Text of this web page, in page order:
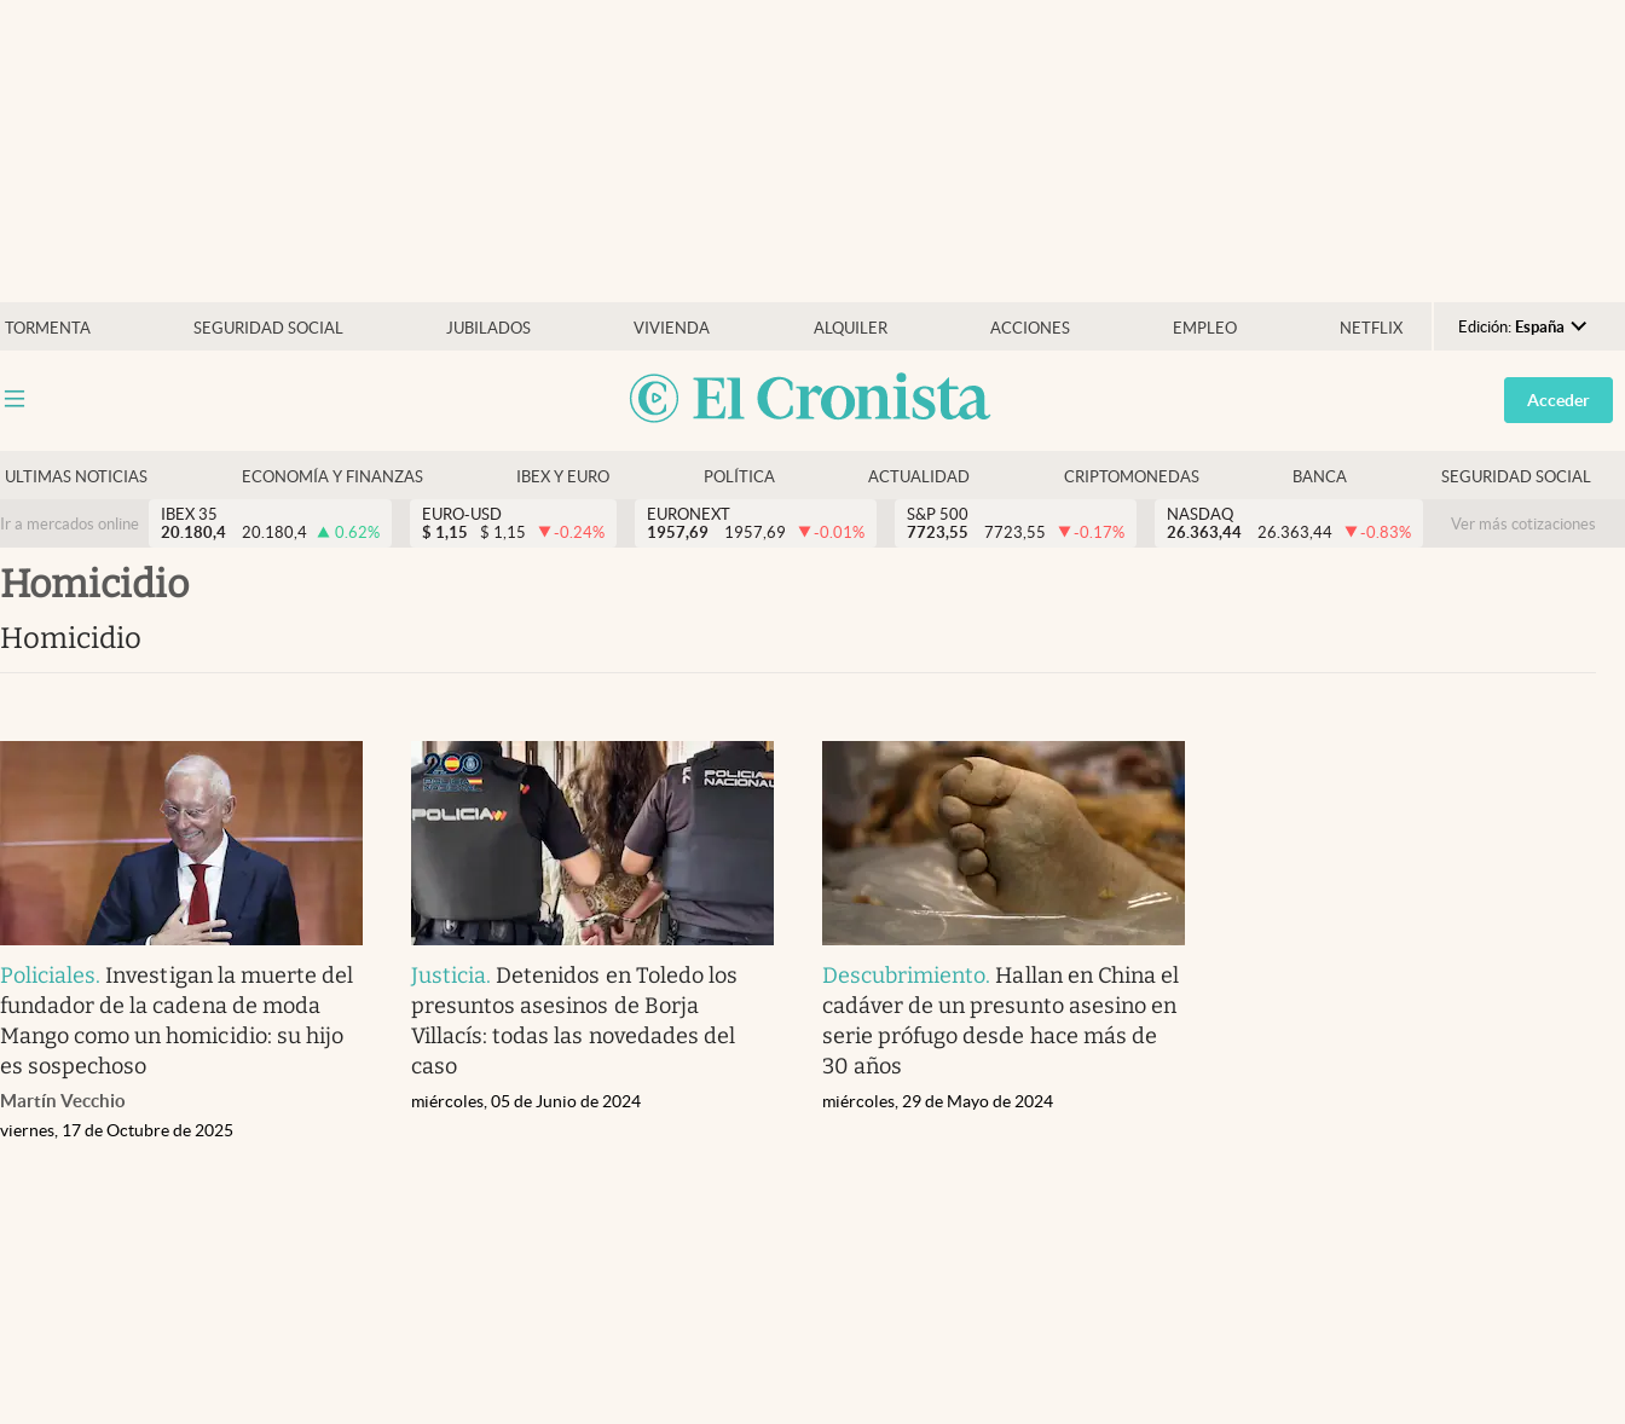
TORMENTA SEGURIDAD SOCIAL JUBILADOS VIVIENDA ALQUILER ACCIONES EMPLEO NETFLIX Edición: España
Argentina
España
USA
Colombia
Acceder
ULTIMAS NOTICIAS ECONOMÍA Y FINANZAS IBEX Y EURO POLÍTICA ACTUALIDAD CRIPTOMONEDAS BANCA SEGURIDAD SOCIAL
Ir a mercados online
IBEX 35
20.180,4
20.180,4 0.62%
EURO-USD
$ 1,15 $ 1,15 -0.24%
EURONEXT
1957,69
1957,69 -0.01%
S&P 500
7723,55
7723,55 -0.17%
NASDAQ
26.363,44
26.363,44 -0.83% Ver más cotizaciones
homicidio
homicidio
Policiales. Investigan la muerte del
fundador de la cadena de moda
Mango como un homicidio: su hijo
es sospechoso
Martín Vecchio
viernes, 17 de Octubre de 2025
Justicia. Detenidos en Toledo los
presuntos asesinos de Borja
Villacís: todas las novedades del
caso
miércoles, 05 de Junio de 2024
Descubrimiento. Hallan en China el
cadáver de un presunto asesino en
serie prófugo desde hace más de
30 años
miércoles, 29 de Mayo de 2024